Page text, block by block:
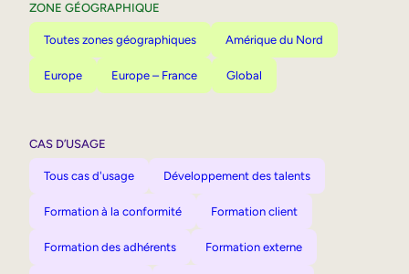
ZONE GÉOGRAPHIQUE
Toutes zones géographiques Amérique du Nord
Europe Europe – France Global
CAS D’USAGE
Tous cas d'usage Développement des talents
Formation à la conformité Formation client
Formation des adhérents Formation externe